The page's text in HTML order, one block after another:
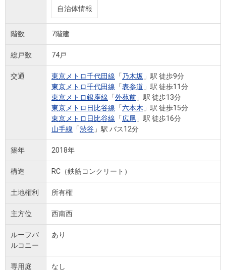
自治体情報
階数 7階建
総戸数 74戸
交通 東京メトロ千代田線 「 乃木坂 」駅 徒歩9分
東京メトロ千代田線 「表参道 」駅 徒歩11分
東京メトロ銀座線 「外苑前 」駅 徒歩13分
東京メトロ日比谷線 「六本木 」駅 徒歩15分
東京メトロ日比谷線 「広尾 」駅 徒歩16分
山手線 「渋谷 」駅 バス12分
築年 2018年
構造 RC（鉄筋コンクリート）
土地権利 所有権
主方位 西南西
ルーフバ
ルコニー
あり
専用庭 なし